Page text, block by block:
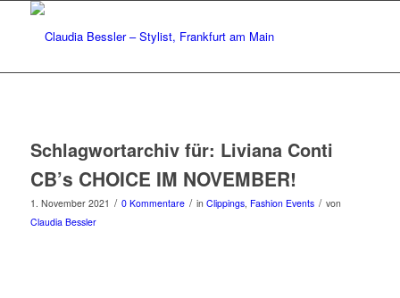
Schlagwortarchiv für: Liviana Conti
CB’s CHOICE IM NOVEMBER!
1. November 2021 / 0 Kommentare / in Clippings, Fashion Events / von
Claudia Bessler